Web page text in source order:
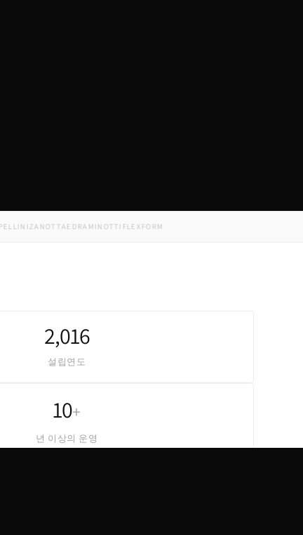
ZANOTTAEDRAMINOTTIFLEXFORM
2,016
설립연도
10+
년 이상의 운영